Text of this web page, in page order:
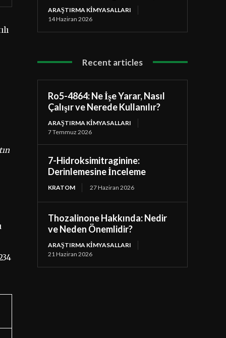
ARAŞTIRMA KIMYASALLARI
14 Haziran 2026
Recent articles
Ro5-4864: Ne İşe Yarar, Nasıl
Çalışır ve Nerede Kullanılır?
ARAŞTIRMA KIMYASALLARI
7 Temmuz 2026
7-Hidroksimitraginine:
Derinlemesine İnceleme
KRATOM 27 Haziran 2026
Thozalinone Hakkında: Nedir
ve Neden Önemlidir?
ARAŞTIRMA KIMYASALLARI
21 Haziran 2026